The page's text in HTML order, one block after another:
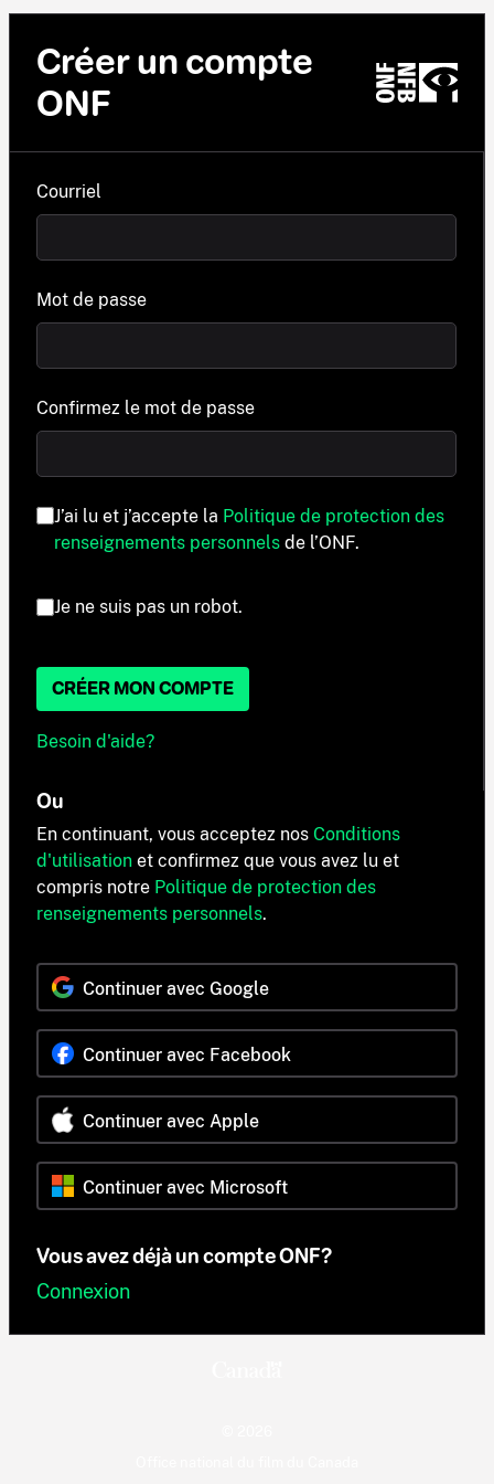
Créer un compte
ONF
Courriel
Mot de passe
Confirmez le mot de passe
J’ai lu et j’accepte la Politique de protection des
renseignements personnels de l’ONF.
Je ne suis pas un robot.
CRÉER MON COMPTE
Besoin d'aide?
Ou
En continuant, vous acceptez nos Conditions
d'utilisation et confirmez que vous avez lu et
compris notre Politique de protection des
renseignements personnels.
Continuer avec Google
Continuer avec Facebook
Continuer avec Apple
Continuer avec Microsoft
Vous avez déjà un compte ONF?
Connexion